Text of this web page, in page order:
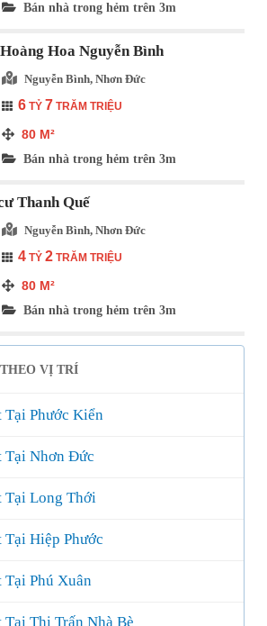
Bán nhà trong hẻm trên 3m
Hoa Nguyễn Bình
Nguyễn Bình, Nhơn Đức
6 TỶ 7 TRĂM TRIỆU
80 M²
Bán nhà trong hẻm trên 3m
Thanh Quế
Nguyễn Bình, Nhơn Đức
4 TỶ2 TRĂM TRIỆU
80 M²
Bán nhà trong hẻm trên 3m
VỊ TRÍ
Phước Kiển
Nhơn Đức
Long Thới
Hiệp Phước
Phú Xuân
Thị Trấn Nhà Bè